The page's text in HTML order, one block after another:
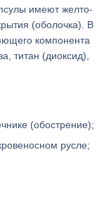
имеют желто-
(оболочка). В
компонента
титан (диоксид),
(обострение);
русле;